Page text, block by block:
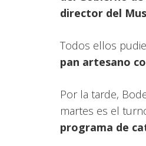
director del
Todos ellos
pan artesano
Por la tarde,
martes es el
programa de